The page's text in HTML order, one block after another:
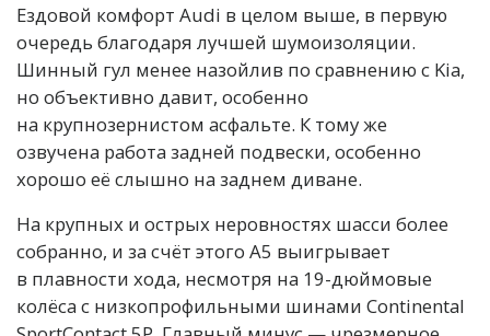
Ездовой комфорт Audi в целом выше, в первую
очередь благодаря лучшей шумоизоляции.
Шинный гул менее назойлив по сравнению с Kia,
но объективно давит, особенно
на крупнозернистом асфальте. К тому же
озвучена работа задней подвески, особенно
хорошо её слышно на заднем диване.
На крупных и острых неровностях шасси более
собранно, и за счёт этого A5 выигрывает
в плавности хода, несмотря на 19-дюймовые
колёса с низкопрофильными шинами Continental